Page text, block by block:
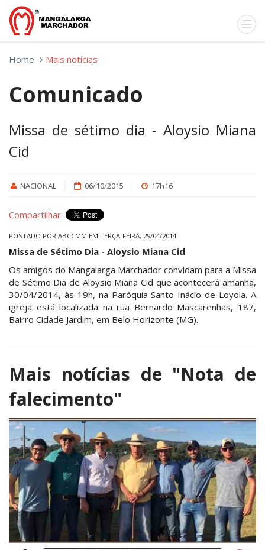
Home Mais notícias
Comunicado
Missa de sétimo dia - Aloysio Miana
Cid
NACIONAL 06/10/2015 17h16
Compartilhar
POSTADO POR ABCCMM EM TERÇA-FEIRA, 29/04/2014
Missa de Sétimo Dia - Aloysio Miana Cid
Os amigos do Mangalarga Marchador convidam para a Missa
de Sétimo Dia de Aloysio Miana Cid que acontecerá amanhã,
30/04/2014, às 19h, na Paróquia Santo Inácio de Loyola. A
igreja está localizada na rua Bernardo Mascarenhas, 187,
Bairro Cidade Jardim, em Belo Horizonte (MG).
Mais notícias de "Nota de
falecimento"